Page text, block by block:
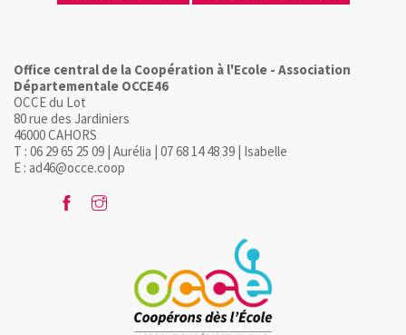
Office central de la Coopération à l'Ecole - Association
Départementale OCCE46
OCCE du Lot
80 rue des Jardiniers
46000 CAHORS
T : 06 29 65 25 09 | Aurélia | 07 68 14 48 39 | Isabelle
E : ad46@occe.coop